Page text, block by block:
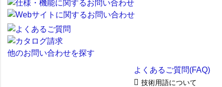
他のお問い合わせを探す
よくあるご質問(FAQ)
技術用語について